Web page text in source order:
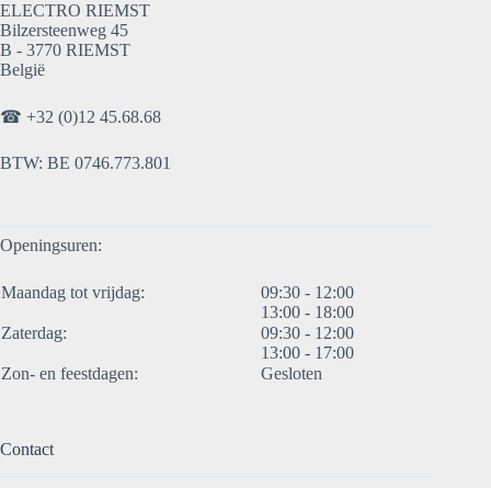
ELECTRO RIEMST
Bilzersteenweg 45
B - 3770 RIEMST
België
☎ +32 (0)12 45.68.68
BTW: BE 0746.773.801
Openingsuren:
Maandag tot vrijdag:
09:30 - 12:00
13:00 - 18:00
Zaterdag:
09:30 - 12:00
13:00 - 17:00
Zon- en feestdagen:
Gesloten
Contact